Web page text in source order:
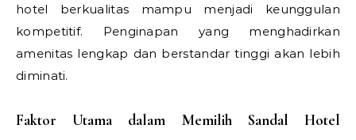
hotel berkualitas mampu menjadi keunggulan
kompetitif. Penginapan yang menghadirkan
amenitas lengkap dan berstandar tinggi akan lebih
diminati.
Faktor Utama dalam Memilih Sandal Hotel